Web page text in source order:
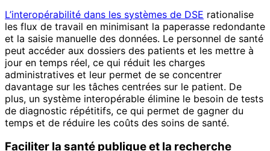
L’interopérabilité dans les systèmes de DSE rationalise
les flux de travail en minimisant la paperasse redondante
et la saisie manuelle des données. Le personnel de santé
peut accéder aux dossiers des patients et les mettre à
jour en temps réel, ce qui réduit les charges
administratives et leur permet de se concentrer
davantage sur les tâches centrées sur le patient. De
plus, un système interopérable élimine le besoin de tests
de diagnostic répétitifs, ce qui permet de gagner du
temps et de réduire les coûts des soins de santé.
Faciliter la santé publique et la recherche